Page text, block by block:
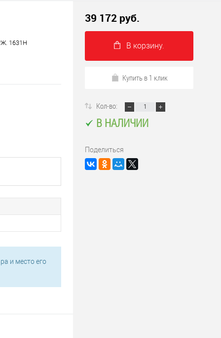
1631Н
и место его
39 172 руб.
В корзину.
Купить в 1 клик
Кол-во:
В НАЛИЧИИ
Поделиться